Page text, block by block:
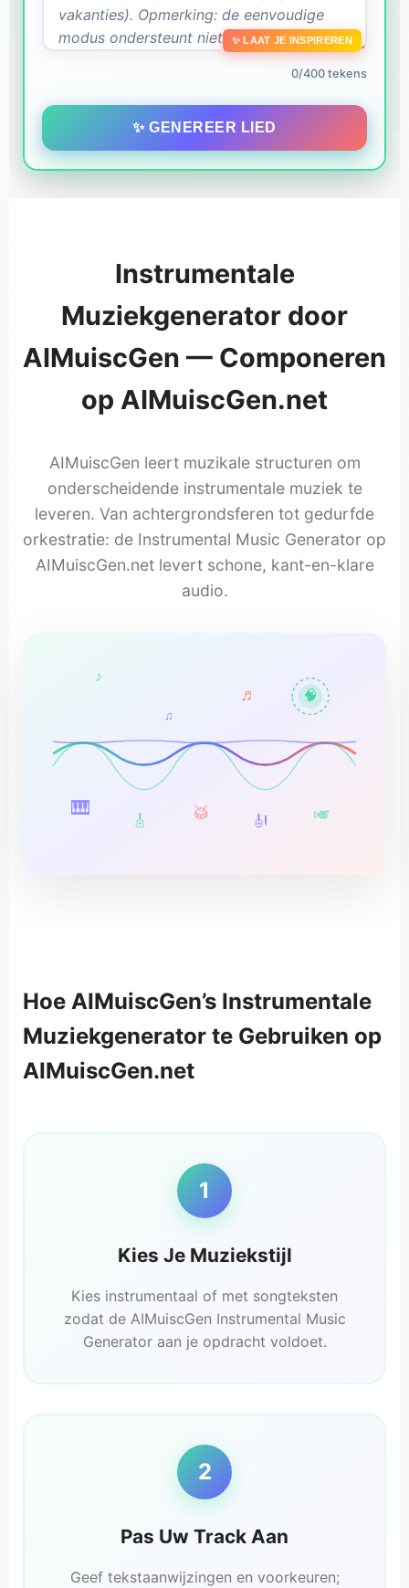
✨ LAAT JE INSPIREREN
0/400 tekens
✨ GENEREER LIED
Instrumentale
Muziekgenerator door
AIMuiscGen — Componeren
op AIMuiscGen.net
AIMuiscGen leert muzikale structuren om
onderscheidende instrumentale muziek te
leveren. Van achtergrondsferen tot gedurfde
orkestratie: de Instrumental Music Generator op
AIMuiscGen.net levert schone, kant-en-klare
audio.
♬ 🧠
🎹
🎸 🥁 🎻 🎺
Hoe AIMuiscGen’s Instrumentale
Muziekgenerator te Gebruiken op
AIMuiscGen.net
1
Kies Je Muziekstijl
Kies instrumentaal of met songteksten
zodat de AIMuiscGen Instrumental Music
Generator aan je opdracht voldoet.
2
Pas Uw Track Aan
Geef tekstaanwijzingen en voorkeuren;